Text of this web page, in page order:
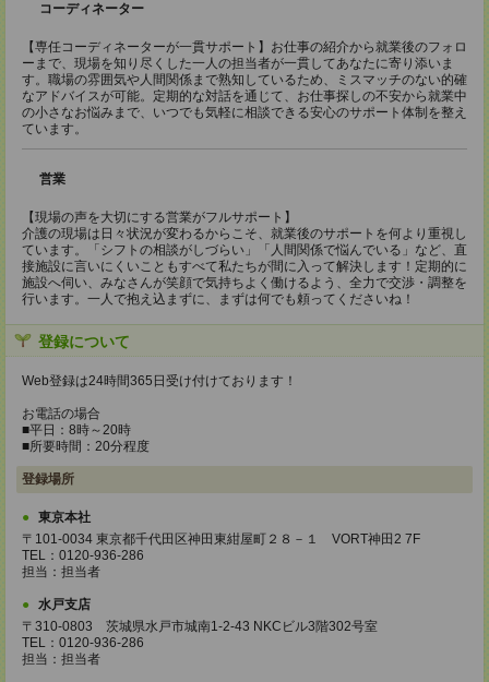
コーディネーター
【専任コーディネーターが一貫サポート】お仕事の紹介から就業後のフォロ
ーまで、現場を知り尽くした一人の担当者が一貫してあなたに寄り添いま
す。職場の雰囲気や人間関係まで熟知しているため、ミスマッチのない的確
なアドバイスが可能。定期的な対話を通じて、お仕事探しの不安から就業中
の小さなお悩みまで、いつでも気軽に相談できる安心のサポート体制を整え
ています。
営業
【現場の声を大切にする営業がフルサポート】
介護の現場は日々状況が変わるからこそ、就業後のサポートを何より重視し
ています。「シフトの相談がしづらい」「人間関係で悩んでいる」など、直
接施設に言いにくいこともすべて私たちが間に入って解決します！定期的に
施設へ伺い、みなさんが笑顔で気持ちよく働けるよう、全力で交渉・調整を
行います。一人で抱え込まずに、まずは何でも頼ってくださいね！
登録について
Web登録は24時間365日受け付けております！
お電話の場合
■平日：8時～20時
■所要時間：20分程度
登録場所
東京本社
〒101-0034 東京都千代田区神田東紺屋町２８－１ VORT神田2 7F
TEL：0120-936-286
担当：担当者
水戸支店
〒310-0803 茨城県水戸市城南1-2-43 NKCビル3階302号室
TEL：0120-936-286
担当：担当者